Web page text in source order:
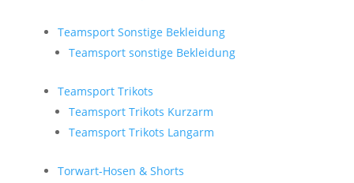
Teamsport Sonstige Bekleidung
Teamsport sonstige Bekleidung
Teamsport Trikots
Teamsport Trikots Kurzarm
Teamsport Trikots Langarm
Torwart-Hosen & Shorts